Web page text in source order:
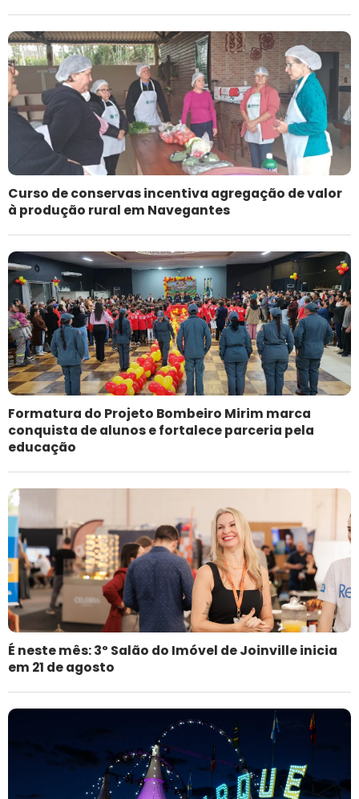
Curso de conservas incentiva agregação de valor
à produção rural em Navegantes
Formatura do Projeto Bombeiro Mirim marca
conquista de alunos e fortalece parceria pela
educação
É neste mês: 3º Salão do Imóvel de Joinville inicia
em 21 de agosto